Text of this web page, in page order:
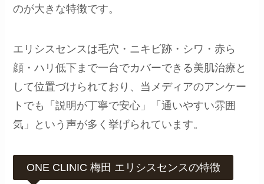
のが大きな特徴です。
エリシスセンスは毛穴・ニキビ跡・シワ・赤ら
顔・ハリ低下まで一台でカバーできる美肌治療と
して位置づけられており、当メディアのアンケー
トでも「説明が丁寧で安心」「通いやすい雰囲
気」という声が多く挙げられています。
ONE CLINIC 梅田 エリシスセンスの特徴